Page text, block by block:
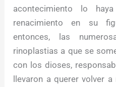
acontecimiento lo
renacimiento en su
entonces, las
rinoplastias a que se
con los dioses,
llevaron a querer volver a